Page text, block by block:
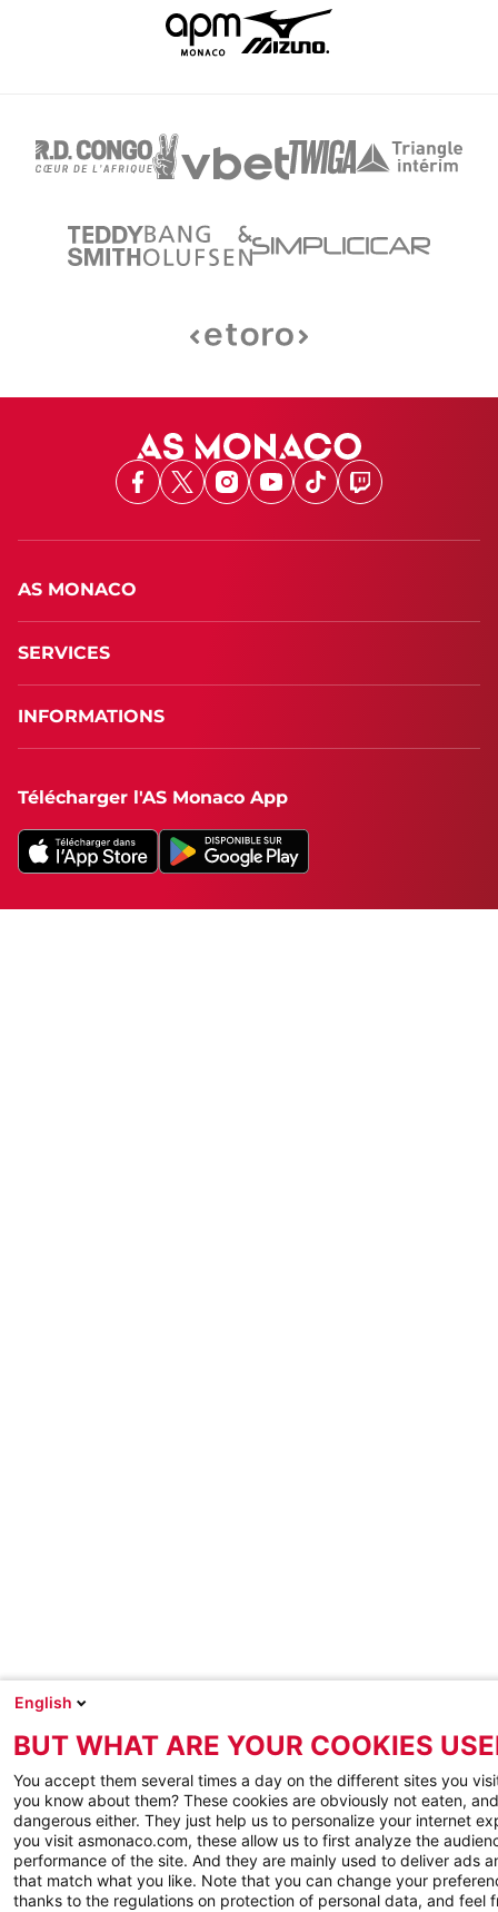
Facebook
X Instagram
Youtube
TikTokTwitch
AS MONACO
SERVICES
INFORMATIONS
Télécharger l'AS Monaco App
English
BUT WHAT ARE YOUR COOKIES
You accept them several times a day on the different sites you
you know about them? These cookies are obviously not eaten,
dangerous either. They just help us to personalize your internet
you visit asmonaco.com, these allow us to first analyze the
performance of the site. And they are mainly used to deliver ads
that match what you like. Note that you can change your
thanks to the regulations on protection of personal data, and feel